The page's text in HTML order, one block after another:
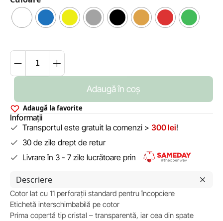
Adaugă în coș
Adaugă la favorite
Informații
Transportul este gratuit la comenzi > 300 lei!
30 de zile drept de retur
Livrare în 3 - 7 zile lucrătoare prin
Descriere
Cotor lat cu 11 perforații standard pentru încopciere
Etichetă interschimbabilă pe cotor
Prima copertă tip cristal – transparentă, iar cea din spate